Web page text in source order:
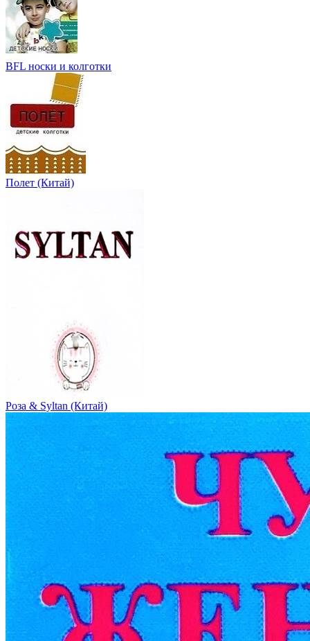
BFL носки и колготки
Полет (Китай)
Роза & Syltan (Китай)